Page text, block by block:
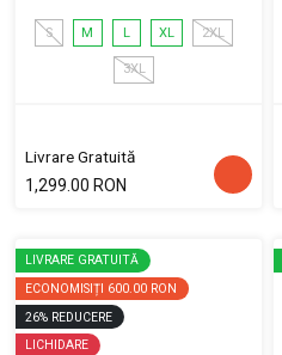
S M L XL 2XL
3XL
Livrare Gratuită
1,299.00 RON
LIVRARE GRATUITĂ
ECONOMISIȚI 600.00 RON
26% REDUCERE
LICHIDARE